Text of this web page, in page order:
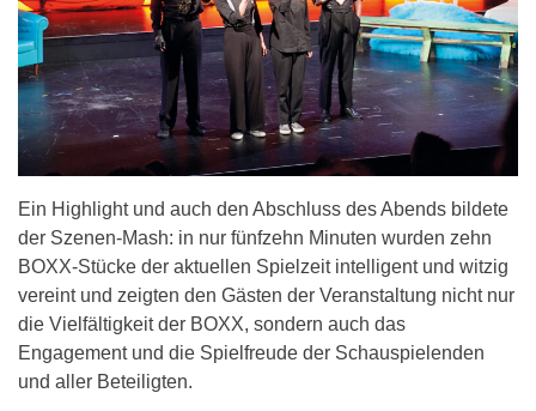
Ein Highlight und auch den Abschluss des Abends bildete
der Szenen-Mash: in nur fünfzehn Minuten wurden zehn
BOXX-Stücke der aktuellen Spielzeit intelligent und witzig
vereint und zeigten den Gästen der Veranstaltung nicht nur
die Vielfältigkeit der BOXX, sondern auch das
Engagement und die Spielfreude der Schauspielenden
und aller Beteiligten.